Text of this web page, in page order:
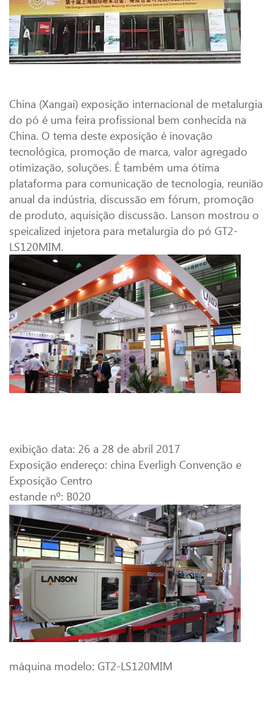
China (Xangai) exposição internacional de metalurgia
do pó é uma feira profissional bem conhecida na
China. O tema deste exposição é inovação
tecnológica, promoção de marca, valor agregado
otimização, soluções. É também uma ótima
plataforma para comunicação de tecnologia, reunião
anual da indústria, discussão em fórum, promoção
de produto, aquisição discussão. Lanson mostrou o
speicalized injetora para metalurgia do pó GT2-
LS120MIM.
exibição data: 26 a 28 de abril 2017
Exposição endereço: china Everligh Convenção e
Exposição Centro
estande nº: B020
máquina modelo: GT2-LS120MIM